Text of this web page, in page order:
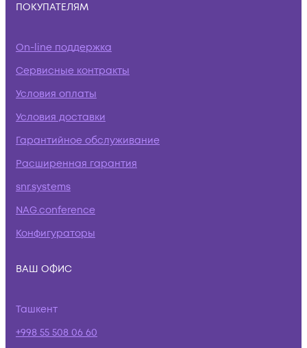
ПОКУПАТЕЛЯМ
On-line поддержка
Сервисные контракты
Условия оплаты
Условия доставки
Гарантийное обслуживание
Расширенная гарантия
snr.systems
NAG.conference
Конфигураторы
ВАШ ОФИС
Ташкент
+998 55 508 06 60